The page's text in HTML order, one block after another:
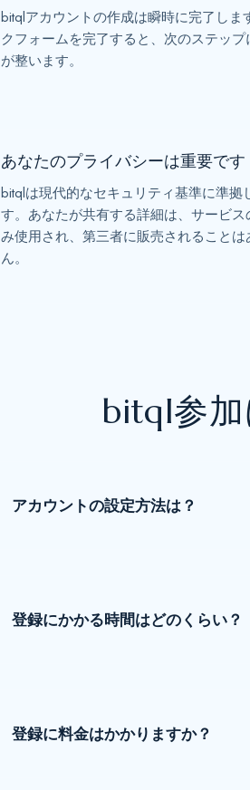
bitqlアカウントの作成は瞬時に完了しま
クフォームを完了すると、次のステッ
が整います。
あなたのプライバシーは重要です
bitqlは現代的なセキュリティ基準に準拠
す。あなたが共有する詳細は、サービ
み使用され、第三者に販売されることは
ん。
bitql参
アカウントの設定方法は？
登録にかかる時間はどのくらい？
登録に料金はかかりますか？